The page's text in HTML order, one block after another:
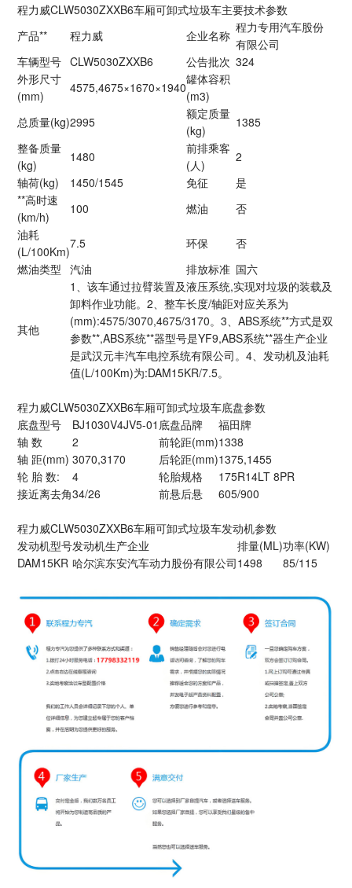
程力威CLW5030ZXXB6车厢可卸式垃圾车主要技术参数
产品**
程力威 企业名称
程力专用汽车股份
有限公司
车辆型号 CLW5030ZXXB6 公告批次 324
外形尺寸
(mm)
4575,4675×1670×1940
罐体容积
(m3)
总质量(kg)2995
额定质量
(kg)
1385
整备质量
(kg)
1480
前排乘客
(人)
2
轴荷(kg)
1450/1545 免征
是
**高时速
(km/h)
100 燃油
否
油耗
(L/100Km)
7.5 环保
否
燃油类型
汽油 排放标准 国六
其他
1、该车通过拉臂装置及液压系统,实现对垃圾的装载及
卸料作业功能。2、整车长度/轴距对应关系为
(mm):4575/3070,4675/3170。3、ABS系统**方式是双
参数**,ABS系统**器型号是YF9,ABS系统**器生产企业
是武汉元丰汽车电控系统有限公司。4、发动机及油耗
值(L/100Km)为:DAM15KR/7.5。
程力威CLW5030ZXXB6车厢可卸式垃圾车底盘参数
底盘型号
BJ1030V4JV5-01 底盘品牌
福田牌
轴 数
2 前轮距(mm)1338
轴 距(mm) 3070,3170 后轮距(mm)1375,1455
轮 胎 数:
4 轮胎规格
175R14LT 8PR
接近离去角34/26 前悬后悬 605/900
程力威CLW5030ZXXB6车厢可卸式垃圾车发动机参数
发动机型号发动机生产企业 排量(ML)功率(KW)
DAM15KR 哈尔滨东安汽车动力股份有限公司1498 85/115